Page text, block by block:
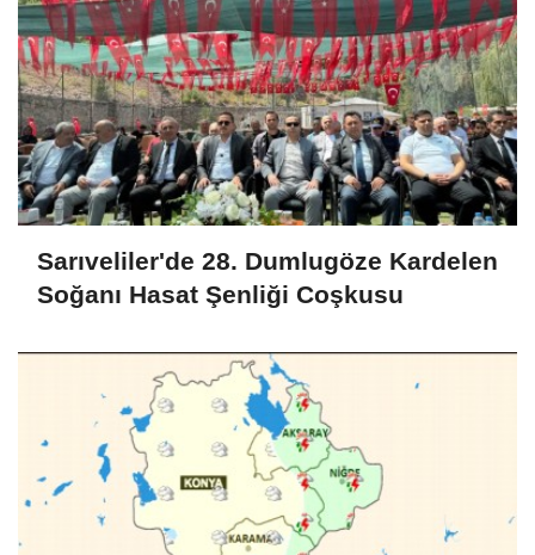
Sarıveliler'de 28. Dumlugöze Kardelen
Soğanı Hasat Şenliği Coşkusu